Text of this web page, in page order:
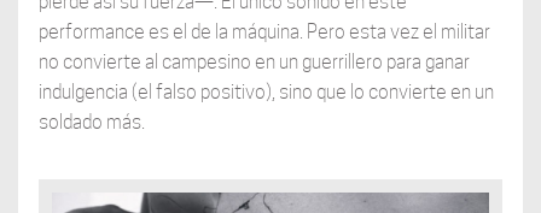
performance es el de la máquina. Pero esta vez el militar
no convierte al campesino en un guerrillero para ganar
indulgencia (el falso positivo), sino que lo convierte en un
soldado más.